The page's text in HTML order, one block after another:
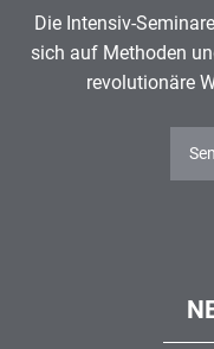
Die Intensiv-
sich auf Methoden
revolutionäre